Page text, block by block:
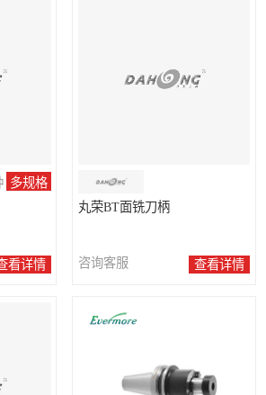
多规格
看详情
丸荣BT面铣刀柄
咨询客服 查看详情